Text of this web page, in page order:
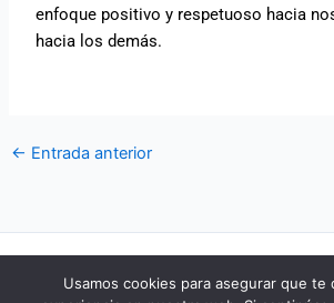
enfoque positivo y respetuoso hacia
hacia los demás.
← Entrada anterior
POLÍTICA DE
Usamos cookies para asegurar que te